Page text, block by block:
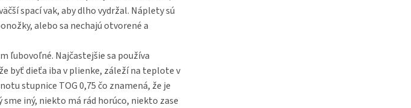
spací vak, aby dlho vydržal. Náplety sú
alebo sa nechajú otvorené a
ľubovoľné. Najčastejšie sa používa
byť dieťa iba v plienke, záleží na teplote v
stupnice TOG 0,75 čo znamená, že je
sme iný, niekto má rád horúco, niekto zase